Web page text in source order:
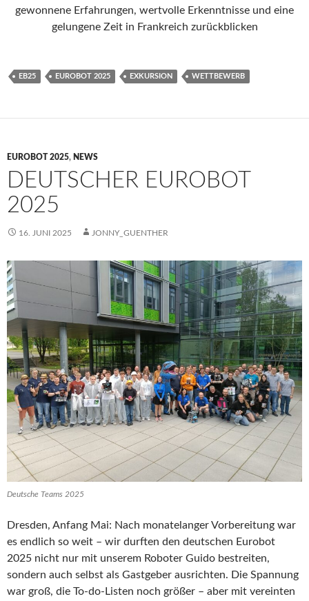
gewonnene Erfahrungen, wertvolle Erkenntnisse und eine
gelungene Zeit in Frankreich zurückblicken
EB25 EUROBOT 2025 EXKURSION WETTBEWERB
EUROBOT 2025, NEWS
DEUTSCHER EUROBOT
2025
16. JUNI 2025 JONNY_GUENTHER
Deutsche Teams 2025
Dresden, Anfang Mai: Nach monatelanger Vorbereitung war
es endlich so weit – wir durften den deutschen Eurobot
2025 nicht nur mit unserem Roboter Guido bestreiten,
sondern auch selbst als Gastgeber ausrichten. Die Spannung
war groß, die To-do-Listen noch größer – aber mit vereinten